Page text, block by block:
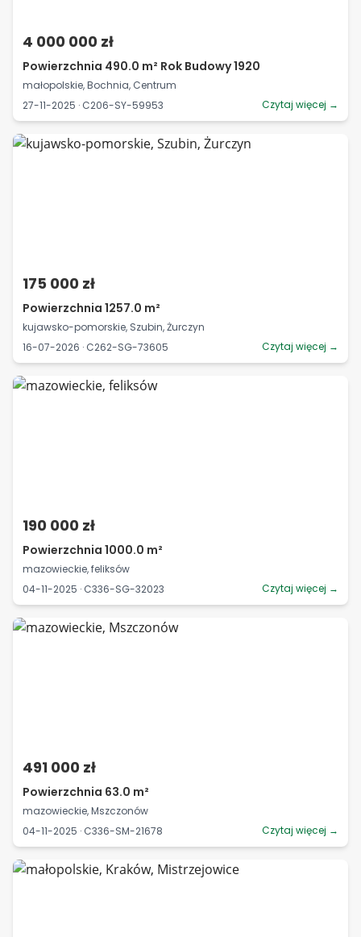
4 000 000 zł
Powierzchnia 490.0 m² Rok Budowy 1920
małopolskie, Bochnia, Centrum
27-11-2025 · C206-SY-59953
Czytaj więcej →
175 000 zł
Powierzchnia 1257.0 m²
kujawsko-pomorskie, Szubin, Żurczyn
16-07-2026 · C262-SG-73605
Czytaj więcej →
190 000 zł
Powierzchnia 1000.0 m²
mazowieckie, feliksów
04-11-2025 · C336-SG-32023
Czytaj więcej →
491 000 zł
Powierzchnia 63.0 m²
mazowieckie, Mszczonów
04-11-2025 · C336-SM-21678
Czytaj więcej →